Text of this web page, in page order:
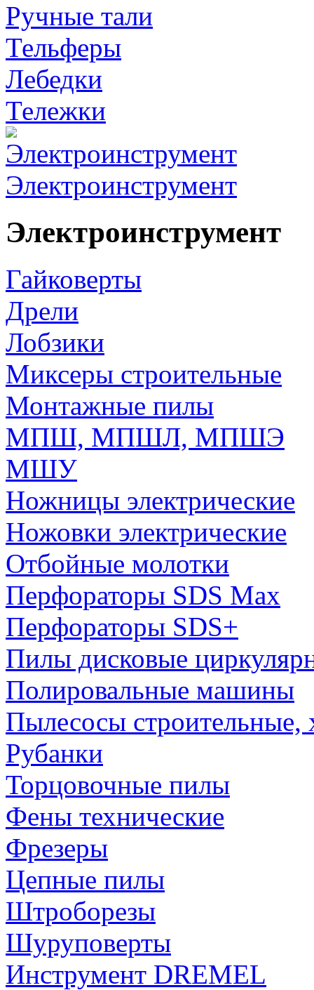
Ручные тали
Тельферы
Лебедки
Тележки
Электроинструмент
Электроинструмент
Гайковерты
Дрели
Лобзики
Миксеры строительные
Монтажные пилы
МПШ, МПШЛ, МПШЭ
МШУ
Ножницы электрические
Ножовки электрические
Отбойные молотки
Перфораторы SDS Max
Перфораторы SDS+
Пилы дисковые
Полировальные машины
Пылесосы строительные,
Рубанки
Торцовочные пилы
Фены технические
Фрезеры
Цепные пилы
Штроборезы
Шуруповерты
Инструмент DREMEL